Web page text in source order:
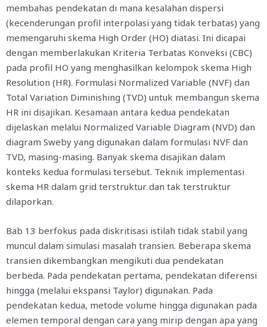
membahas pendekatan di mana kesalahan dispersi
(kecenderungan profil interpolasi yang tidak terbatas) yang
memengaruhi skema High Order (HO) diatasi. Ini dicapai
dengan memberlakukan Kriteria Terbatas Konveksi (CBC)
pada profil HO yang menghasilkan kelompok skema High
Resolution (HR). Formulasi Normalized Variable (NVF) dan
Total Variation Diminishing (TVD) untuk membangun skema
HR ini disajikan. Kesamaan antara kedua pendekatan
dijelaskan melalui Normalized Variable Diagram (NVD) dan
diagram Sweby yang digunakan dalam formulasi NVF dan
TVD, masing-masing. Banyak skema disajikan dalam
konteks kedua formulasi tersebut. Teknik implementasi
skema HR dalam grid terstruktur dan tak terstruktur
dilaporkan.
Bab 13 berfokus pada diskritisasi istilah tidak stabil yang
muncul dalam simulasi masalah transien. Beberapa skema
transien dikembangkan mengikuti dua pendekatan
berbeda. Pada pendekatan pertama, pendekatan diferensi
hingga (melalui ekspansi Taylor) digunakan. Pada
pendekatan kedua, metode volume hingga digunakan pada
elemen temporal dengan cara yang mirip dengan apa yang